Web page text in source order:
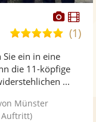
5,0
Sternen
(1)
Sie ein in eine
die 11-köpfige
...
Münster
Auftritt)